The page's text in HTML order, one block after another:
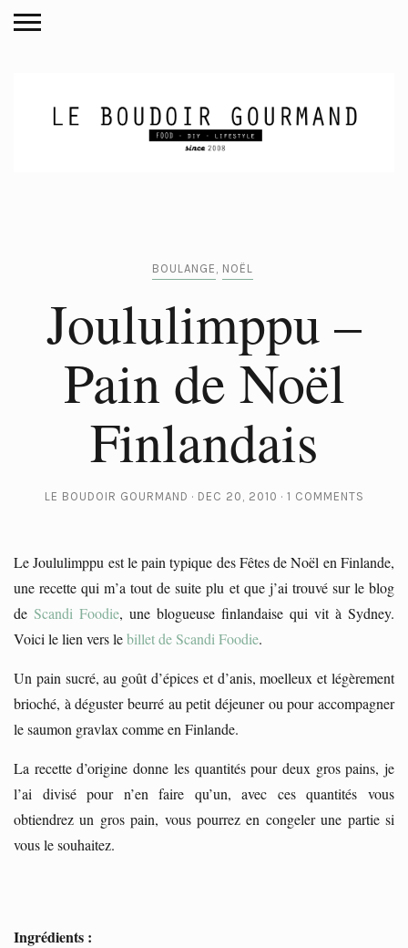
BOULANGE NOËL
Joululimppu –
Pain de Noël
Finlandais
LE BOUDOIR GOURMAND DEC 20, 2010 1 COMMENTS
Le Joululimppu est le pain typique des Fêtes de Noël en Finlande,
une recette qui m’a tout de suite plu et que j’ai trouvé sur le blog
de Scandi Foodie, une blogueuse finlandaise qui vit à Sydney.
Voici le lien vers lebillet de Scandi Foodie.
Un pain sucré, au goût d’épices et d’anis, moelleux et légèrement
brioché, à déguster beurré au petit déjeuner ou pour accompagner
le saumon gravlax comme en Finlande.
La recette d’origine donne les quantités pour deux gros pains, je
l’ai divisé pour n’en faire qu’un, avec ces quantités vous
obtiendrez un gros pain, vous pourrez en congeler une partie si
vous le souhaitez.
Ingrédients :